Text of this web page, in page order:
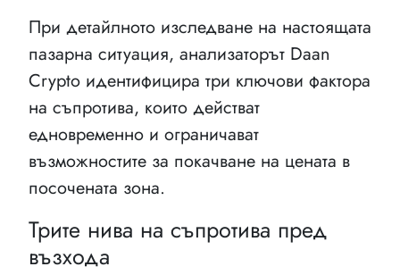
При детайлното изследване на настоящата
пазарна ситуация, анализаторът Daan
Crypto идентифицира три ключови фактора
на съпротива, които действат
едновременно и ограничават
възможностите за покачване на цената в
посочената зона.
Трите нива на съпротива пред
възхода